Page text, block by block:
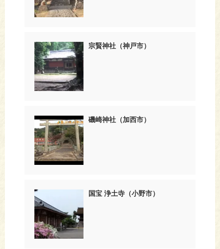
宗賢神社（神戸市）
磯崎神社（加西市）
国宝 浄土寺（小野市）